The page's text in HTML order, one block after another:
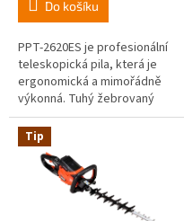
Do košíku
PPT-2620ES je profesionální
teleskopická pila, která je
ergonomická a mimořádně
výkonná. Tuhý žebrovaný
sklolaminátový vnější obal
hřídele zabezpečuje dobrou
kontrolu řezu....
Tip